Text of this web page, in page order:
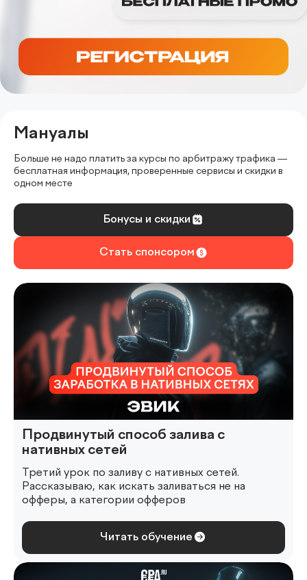
Мануалы
Больше не надо платить за курсы по арбитражу трафика —
бесплатная информация, проверенные сервисы и скидки в
одном месте
Бонусы и скидки
Стать спонсором
Продвинутый способ залива с
нативных сетей
Третий урок по заливу с нативных сетей.
Рассказываю, как искать заливаться не на
офферы, а категории офферов
Читать обучение